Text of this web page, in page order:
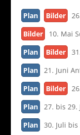
Plan Bilder
Bilder
10. Mai
Plan
Bilder
Plan
21. Juni
Plan
Bilder
Plan
27. bis 29.
Plan
30. Juli